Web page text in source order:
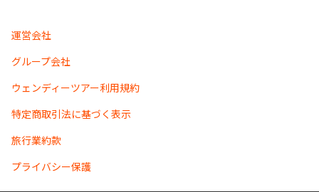
運営会社
グループ会社
ウェンディーツアー利用規約
特定商取引法に基づく表示
旅行業約款
プライバシー保護